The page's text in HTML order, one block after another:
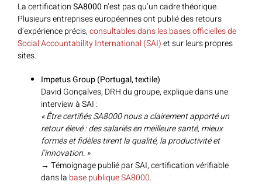
La certificationSA8000 n’est pas qu’un cadre théorique.
Plusieurs entreprises européennes ont publié des retours
d’expérience précis,consultables dans les bases officielles de
Social Accountability International (SAI)et sur leurs propres
sites.
Impetus Group (Portugal, textile)
David Gonçalves, DRH du groupe, explique dans une
interview à SAI :
« Être certifiés SA8000 nous a clairement apporté un
retour élevé : des salariés en meilleure santé, mieux
formés et fidèles tirent la qualité, la productivité et
l’innovation. »
→ Témoignage publié par SAI, certification vérifiable
dans la base publique SA8000.